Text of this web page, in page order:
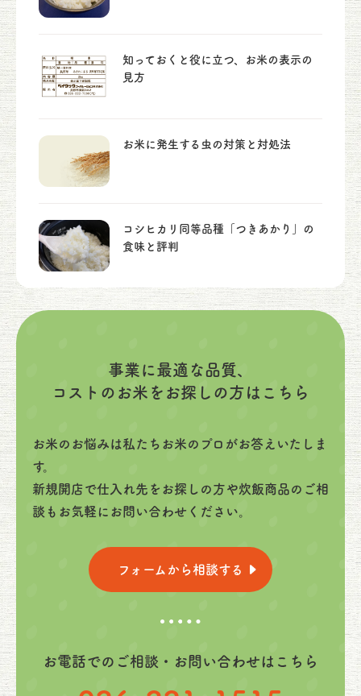
知っておくと役に立つ、お米の表示の
見方
お米に発生する虫の対策と対処法
コシヒカリ同等品種「つきあかり」の
食味と評判
事業に最適な品質、
コストのお米をお探しの方はこちら
お米のお悩みは私たちお米のプロがお答えいたしま
す。
新規開店で仕入れ先をお探しの方や炊飯商品のご相
談もお気軽にお問い合わせください。
フォームから相談する
お電話でのご相談・お問い合わせはこちら